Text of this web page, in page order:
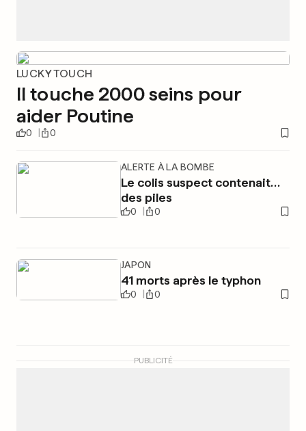
LUCKY TOUCH
Il touche 2000 seins pour
aider Poutine
0 0
ALERTE À LA BOMBE
Le colis suspect contenait…
des piles
0 0
JAPON
41 morts après le typhon
0 0
PUBLICITÉ